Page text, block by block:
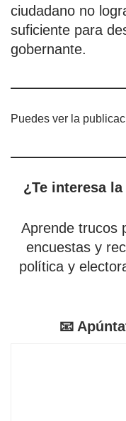
ciudadano no
suficiente para
gobernante.
Puedes ver la
¿Te interesa
Aprende trucos
encuestas y
política y
📧